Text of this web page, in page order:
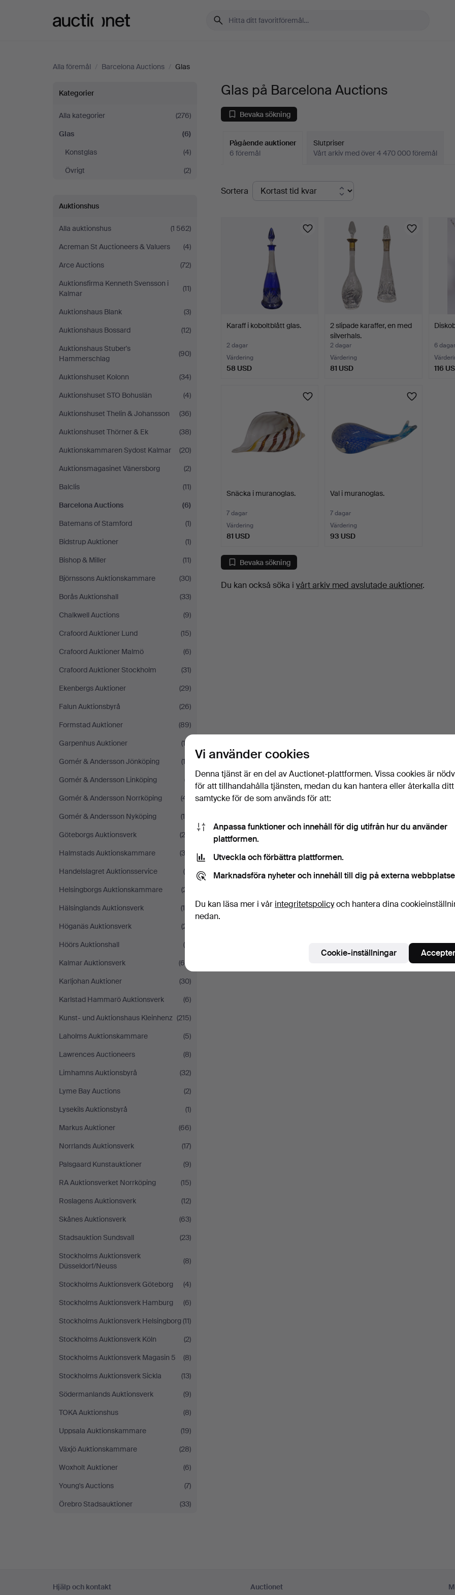
Alla föremål / Barcelona Auctions / Glas
Glas
på
Barcelona
Auctions
Kategorier
Alla kategorier
(276)
Glas
(6)
Konstglas
(4)
Övrigt
(2)
Auktionshus
Alla auktionshus
(1 562)
Acreman St Auctioneers & Valuers
(4)
Arce Auctions
(72)
Auktionsfirma Kenneth Svensson i
Kalmar
(11)
Auktionshaus Blank
(3)
Auktionshaus Bossard
(12)
Auktionshaus Stuber's
Hammerschlag
(90)
Auktionshuset Kolonn
(34)
Auktionshuset STO Bohuslän
(4)
Auktionshuset Thelin & Johansson
(36)
Auktionshuset Thörner & Ek
(38)
Auktionskammaren Sydost Kalmar
(20)
Auktionsmagasinet Vänersborg
(2)
Balclis
(11)
Barcelona Auctions
(6)
Batemans of Stamford
(1)
Bidstrup Auktioner
(1)
Bishop & Miller
(11)
Björnssons Auktionskammare
(30)
Borås Auktionshall
(33)
Chalkwell Auctions
(9)
Crafoord Auktioner Lund
(15)
Crafoord Auktioner Malmö
(6)
Crafoord Auktioner Stockholm
(31)
Ekenbergs Auktioner
(29)
Falun Auktionsbyrå
(26)
Formstad Auktioner
(89)
Garpenhus Auktioner
(13)
Gomér & Andersson Jönköping
(12)
Gomér & Andersson Linköping
(7)
Gomér & Andersson Norrköping
(41)
Gomér & Andersson Nyköping
(16)
Göteborgs Auktionsverk
(22)
Halmstads Auktionskammare
(33)
Handelslagret Auktionsservice
(4)
Helsingborgs Auktionskammare
(21)
Hälsinglands Auktionsverk
(10)
Höganäs Auktionsverk
(21)
Höörs Auktionshall
(8)
Kalmar Auktionsverk
(64)
Karljohan Auktioner
(30)
Karlstad Hammarö Auktionsverk
(6)
Kunst- und Auktionshaus Kleinhenz (215)
Laholms Auktionskammare
(5)
Lawrences Auctioneers
(8)
Limhamns Auktionsbyrå
(32)
Lyme Bay Auctions
(2)
Lysekils Auktionsbyrå
(1)
Markus Auktioner
(66)
Norrlands Auktionsverk
(17)
Palsgaard Kunstauktioner
(9)
RA Auktionsverket Norrköping
(15)
Roslagens Auktionsverk
(12)
Skånes Auktionsverk
(63)
Stadsauktion Sundsvall
(23)
Stockholms Auktionsverk
Düsseldorf/Neuss
(8)
Stockholms Auktionsverk Göteborg
(4)
Stockholms Auktionsverk Hamburg
(6)
Stockholms Auktionsverk Helsingborg(11)
Stockholms Auktionsverk Köln
(2)
Stockholms Auktionsverk Magasin 5
(8)
Stockholms Auktionsverk Sickla
(13)
Södermanlands Auktionsverk
(9)
TOKA Auktionshus
(8)
Uppsala Auktionskammare
(19)
Växjö Auktionskammare
(28)
Woxholt Auktioner
(6)
Young's Auctions
(7)
Örebro Stadsauktioner
(33)
Glas på Barcelona Auctions
Bevaka sökning
Pågående auktioner
6 föremål
Slutpriser
Vårt arkiv med över 4 470 000 föremål
Pågående
auktioner
Sortera
Karaff i koboltblått glas.
2 dagar
Värdering
58 USD
2 slipade karaffer, en med
silverhals.
2 dagar
Värdering
81 USD
6 dagar
116
Snäcka i muranoglas.
7 dagar
Värdering
81 USD
Val i muranoglas.
7 dagar
Värdering
93 USD
Bevaka sökning
Du kan också söka ivårt arkiv med avslutade auktioner.
Hjälp och kontakt Auctionet
Vi använder cookies
Denna tjänst är en del av Auctionet-plattformen. Vissa cookies är
för att tillhandahålla tjänsten, medan du kan hantera eller återkalla ditt
samtycke för de som används för att:
Anpassa funktioner och innehåll för dig utifrån hur du använder
plattformen.
Utveckla och förbättra plattformen.
Marknadsföra nyheter och innehåll till dig på externa
Du kan läsa mer i vår integritetspolicyoch hantera dina
nedan.
Cookie-inställningar